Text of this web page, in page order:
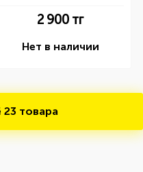
2 900 тг
Нет в наличии
23 товара